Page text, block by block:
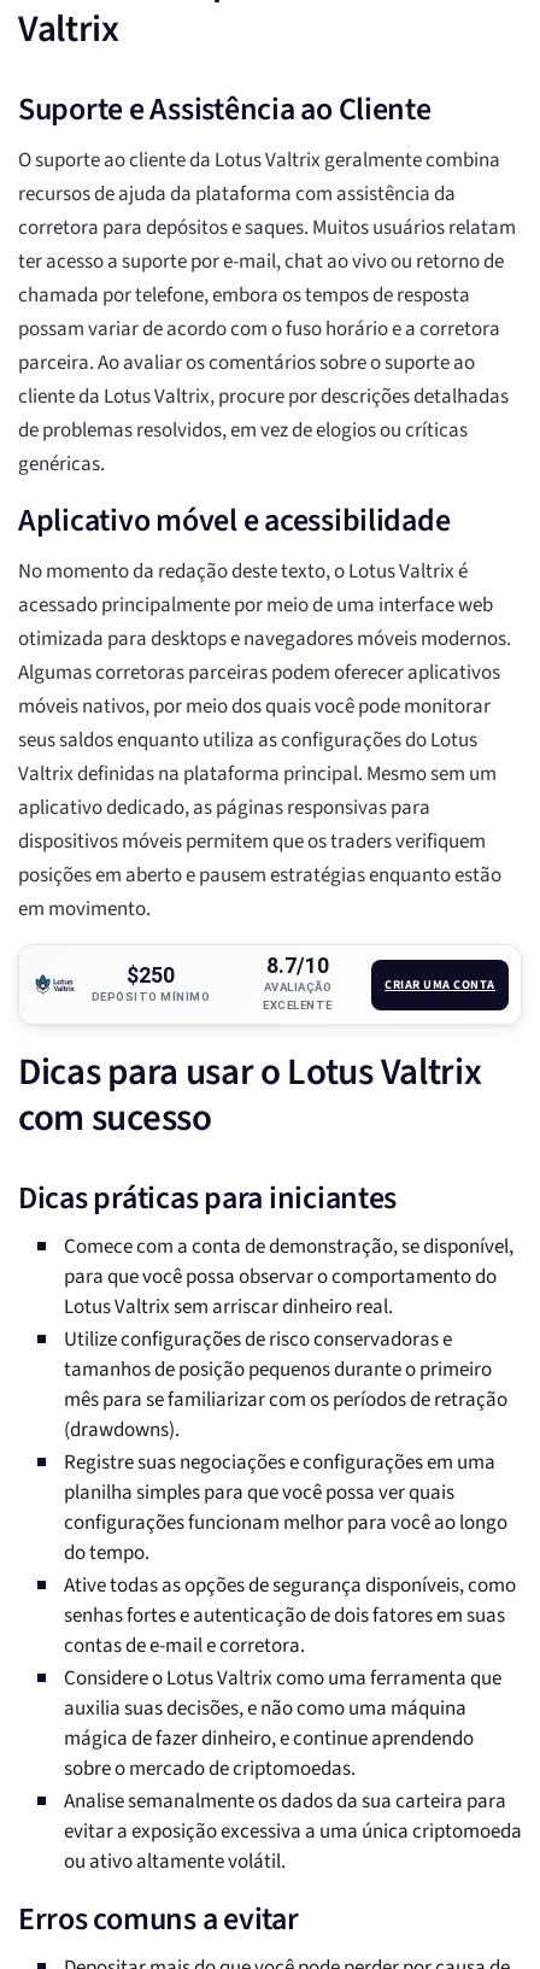
Valtrix
Suporte e Assistência ao Cliente
O suporte ao cliente da Lotus Valtrix geralmente combina
recursos de ajuda da plataforma com assistência da
corretora para depósitos e saques. Muitos usuários relatam
ter acesso a suporte por e-mail, chat ao vivo ou retorno de
chamada por telefone, embora os tempos de resposta
possam variar de acordo com o fuso horário e a corretora
parceira. Ao avaliar os comentários sobre o suporte ao
cliente da Lotus Valtrix, procure por descrições detalhadas
de problemas resolvidos, em vez de elogios ou críticas
genéricas.
Aplicativo móvel e acessibilidade
No momento da redação deste texto, o Lotus Valtrix é
acessado principalmente por meio de uma interface web
otimizada para desktops e navegadores móveis modernos.
Algumas corretoras parceiras podem oferecer aplicativos
móveis nativos, por meio dos quais você pode monitorar
seus saldos enquanto utiliza as configurações do Lotus
Valtrix definidas na plataforma principal. Mesmo sem um
aplicativo dedicado, as páginas responsivas para
dispositivos móveis permitem que os traders verifiquem
posições em aberto e pausem estratégias enquanto estão
em movimento.
$250
DEPÓSITO MÍNIMO
8.7/10
AVALIAÇÃO
EXCELENTE
CRIAR UMA CONTA
Dicas para usar o Lotus Valtrix
com sucesso
Dicas práticas para iniciantes
Comece com a conta de demonstração, se disponível,
para que você possa observar o comportamento do
Lotus Valtrix sem arriscar dinheiro real.
Utilize configurações de risco conservadoras e
tamanhos de posição pequenos durante o primeiro
mês para se familiarizar com os períodos de retração
(drawdowns).
Registre suas negociações e configurações em uma
planilha simples para que você possa ver quais
configurações funcionam melhor para você ao longo
do tempo.
Ative todas as opções de segurança disponíveis, como
senhas fortes e autenticação de dois fatores em suas
contas de e-mail e corretora.
Considere o Lotus Valtrix como uma ferramenta que
auxilia suas decisões, e não como uma máquina
mágica de fazer dinheiro, e continue aprendendo
sobre o mercado de criptomoedas.
Analise semanalmente os dados da sua carteira para
evitar a exposição excessiva a uma única criptomoeda
ou ativo altamente volátil.
Erros comuns a evitar